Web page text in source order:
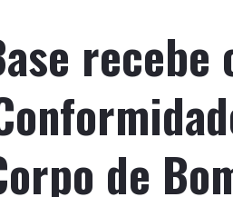
recebe
de